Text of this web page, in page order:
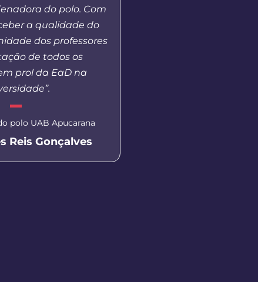
do polo. Com
a qualidade do
dos professores
de todos os
prol da EaD na
polo UAB Apucarana
Reis Gonçalves